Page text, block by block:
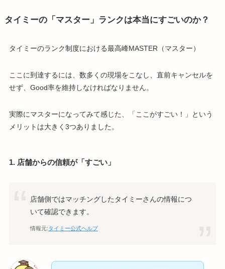
タイミーの「マスター」ランクは本当にすごいのか？
タイミーのランク制度における最高峰MASTER（マスター）
ここに到達するには、数多くの現場をこなし、直前キャンセルを
せず、Good率を維持しなければなりません。
実際にマスターになってみて感じた、「ここがすごい！」という
メリットは大きく3つありました。
1. 店舗からの信頼が「すごい」
店舗側ではマッチングしたタイミーさんの情報につ
いて確認できます。
情報元:タイミー公式ヘルプ